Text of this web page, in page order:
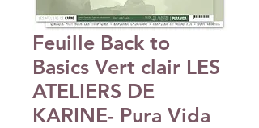
Feuille Back to
Basics Vert clair LES
ATELIERS DE
KARINE- Pura Vida